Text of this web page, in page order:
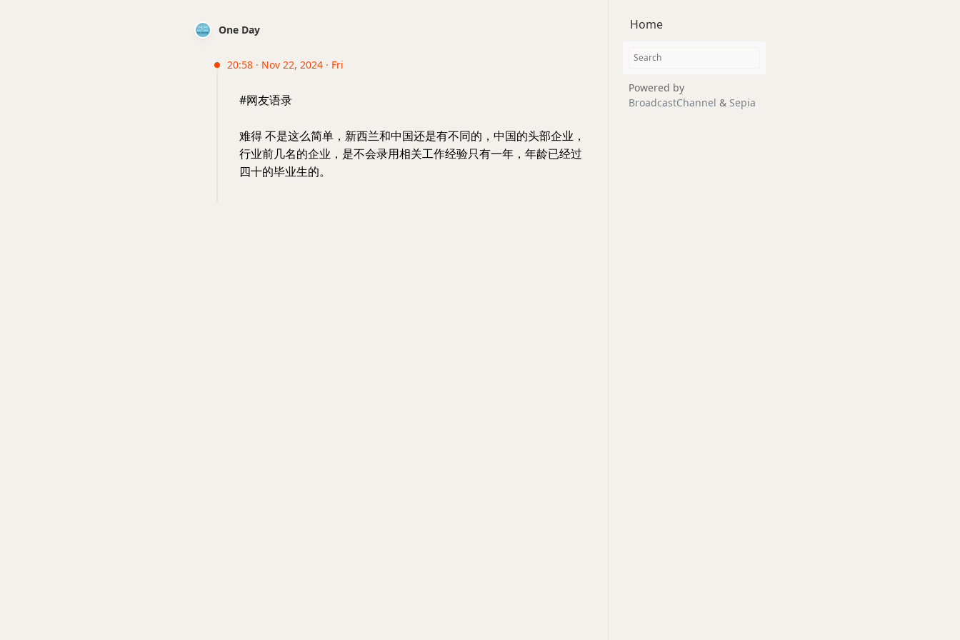
One Day
20:58 · Nov 22, 2024 · Fri
#网友语录
难得 不是这么简单，新西兰和中国还是有不同的，中国的头部企业，
行业前几名的企业，是不会录用相关工作经验只有一年，年龄已经过
四十的毕业生的。
Home
Powered by
BroadcastChannel & Sepia